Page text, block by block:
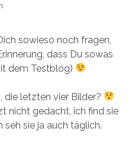
sowieso noch fragen,
dass Du sowas
dem Testblog)
die letzten vier Bilder?
nicht gedacht, ich find sie
seh sie ja auch täglich.